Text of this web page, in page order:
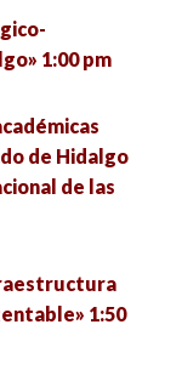
el periodo
la salud
micro
1:00 pm
de Hidalgo
de las
1:50